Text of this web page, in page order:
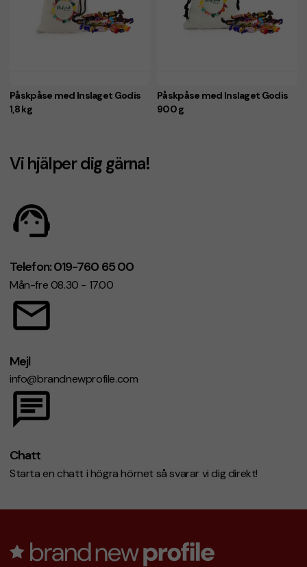
Påskpåse med Inslaget Godis
1,8 kg
Påskpåse med Inslaget Godis
900 g
Vi hjälper dig gärna!
Telefon: 019-760 65 00
Mån-fre 08.30 - 17.00
Mejl
info@brandnewprofile.com
Chatt
Starta en chatt i högra hörnet så svarar vi dig direkt!